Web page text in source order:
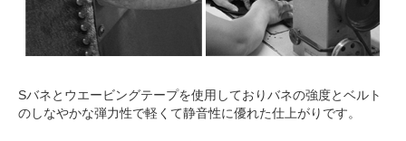
Sバネとウエービングテープを使用しておりバネの強度とベルト
のしなやかな弾力性で軽くて静音性に優れた仕上がりです。